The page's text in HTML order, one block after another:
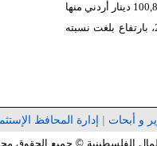
، مقارنة مع مجموع حقوق الملكية بمقدار100,876,593 دينار أردني منها
حقوق جهات غير مسيطرة بمقدار 21,929,790 دينار أردني في نهاية العام 2025، بارتفاع بلغت نسبته
و أبحات | إدارة المحافظ
الفلسطينية © جميع الحقوق